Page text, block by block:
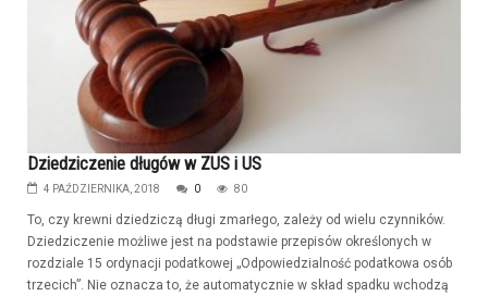
Dziedziczenie długów w ZUS i US
4 PAŹDZIERNIKA, 2018 0 80
To, czy krewni dziedziczą długi zmarłego, zależy od wielu czynników.
Dziedziczenie możliwe jest na podstawie przepisów określonych w
rozdziale 15 ordynacji podatkowej „Odpowiedzialność podatkowa osób
trzecich”. Nie oznacza to, że automatycznie w skład spadku wchodzą